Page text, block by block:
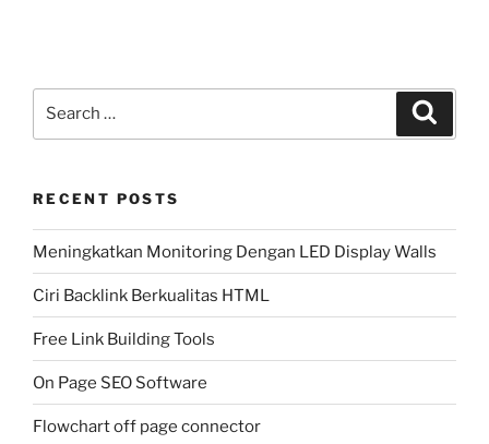
RECENT POSTS
Meningkatkan Monitoring Dengan LED Display Walls
Ciri Backlink Berkualitas HTML
Free Link Building Tools
On Page SEO Software
Flowchart off page connector